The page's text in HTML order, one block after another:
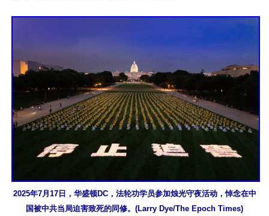
2025年7月17日，华盛顿DC，法轮功学员参加烛光守夜活动，悼念在中
国被中共当局迫害致死的同修。(Larry Dye/The Epoch Times)